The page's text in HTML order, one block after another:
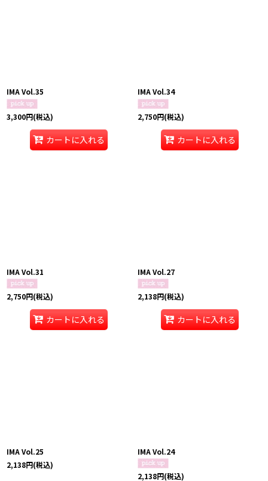
IMA Vol.35
3,300円(税込)
カートに入れる
IMA Vol.34
2,750円(税込)
カートに入れる
IMA Vol.31
2,750円(税込)
カートに入れる
IMA Vol.27
2,138円(税込)
カートに入れる
IMA Vol.25
2,138円(税込)
IMA Vol.24
2,138円(税込)